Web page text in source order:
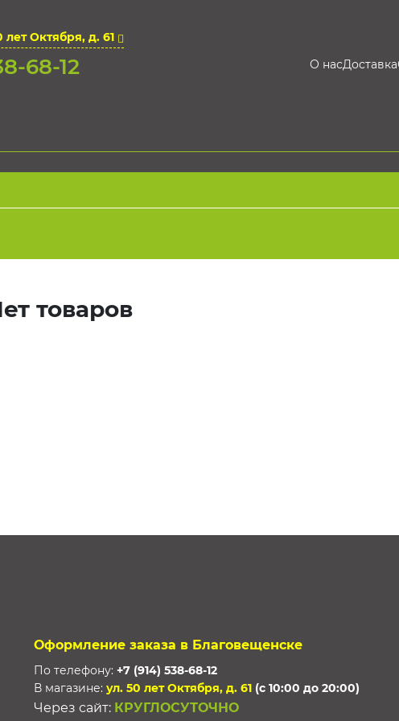
лет Октября, д. 61
68-12 О насДоставка
товаров
Оформление заказа в Благовещенске
По телефону: +7 (914) 538-68-12
В магазине: ул. 50 лет Октября, д. 61 (с 10:00 до 20:00)
Через сайт: КРУГЛОСУТОЧНО